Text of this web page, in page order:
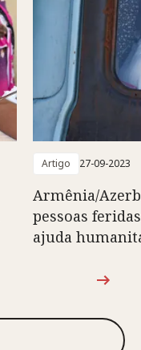
Artigo 27-09-2023
Armênia/
pessoas
ajuda